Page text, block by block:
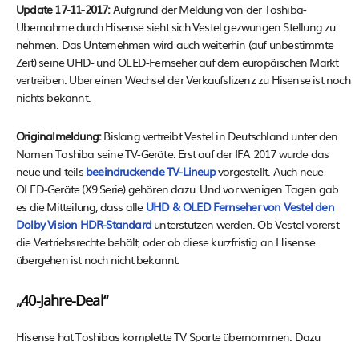
Update 17-11-2017:Aufgrund der Meldung von der Toshiba-
Übernahme durch Hisense sieht sich Vestel gezwungen Stellung zu
nehmen. Das Unternehmen wird auch weiterhin (auf unbestimmte
Zeit) seine UHD- und OLED-Fernseher auf dem europäischen Markt
vertreiben. Über einen Wechsel der Verkaufslizenz zu Hisense ist noch
nichts bekannt.
Originalmeldung:Bislang vertreibt Vestel in Deutschland unter den
Namen Toshiba seine TV-Geräte. Erst auf der IFA 2017 wurde das
neue und teils beeindruckende TV-Lineupvorgestellt. Auch neue
OLED-Geräte (X9 Serie) gehören dazu. Und vor wenigen Tagen gab
es die Mitteilung, dass alle UHD & OLED Fernseher von Vestel den
Dolby Vision HDR-Standard unterstützen werden. Ob Vestel vorerst
die Vertriebsrechte behält, oder ob diese kurzfristig an Hisense
übergehen ist noch nicht bekannt.
„40-Jahre-Deal“
Hisense hat Toshibas komplette TV Sparte übernommen. Dazu